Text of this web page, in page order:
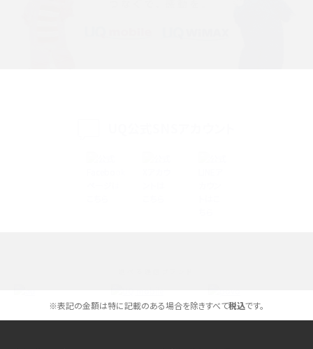
※表記の金額は特に記載のある場合を除きすべて税込です。